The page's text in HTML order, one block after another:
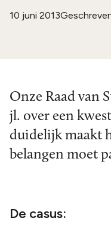
10 juni 2013
Onze Raad van
jl. over een
duidelijk maakt
belangen moet
De casus: